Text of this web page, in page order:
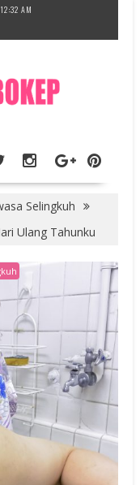
AM
Selingkuh
Ulang Tahunku